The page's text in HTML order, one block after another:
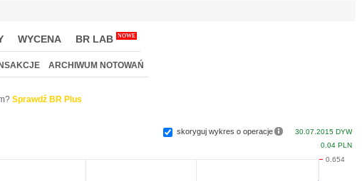
WYCENA BR LAB NOWE
ARCHIWUM NOTOWAŃ
Sprawdź BR Plus
skoryguj wykres o operacje
30.07.2015 DYW
0.04 PLN
0.654